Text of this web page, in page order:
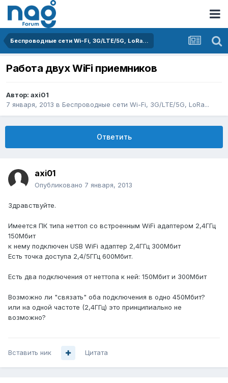
Беспроводные сети Wi-Fi, 3G/LTE/5G, LoRa...
Работа двух WiFi приемников
Автор: axi01
7 января, 2013 в Беспроводные сети Wi-Fi, 3G/LTE/5G, LoRa...
Ответить
axi01
Опубликовано 7 января, 2013
Здравствуйте.
Имеется ПК типа неттоп со встроенным WiFi адаптером 2,4ГГц
150Мбит
к нему подключен USB WiFi адаптер 2,4ГГц 300Мбит
Есть точка доступа 2,4/5ГГц 600Мбит.
Есть два подключения от неттопа к ней: 150Мбит и 300Мбит
Возможно ли "связать" оба подключения в одно 450Мбит?
или на одной частоте (2,4ГГц) это принципиально не
возможно?
Вставить ник Цитата